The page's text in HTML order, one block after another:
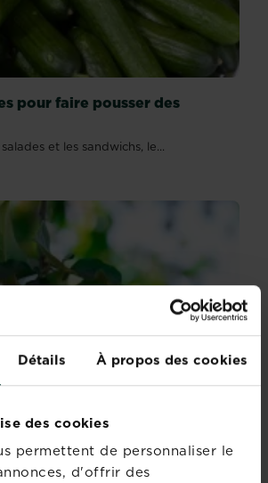
Détails À propos des cookies
des cookies
permettent de personnaliser le
d'offrir des
pour faire pousser des
et les sandwichs, le...
gestes pour faire pousser des